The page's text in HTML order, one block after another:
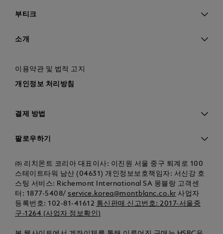
부티크
소개
이용약관 및 법적 고지
개인정보 처리방침
결제 방법
팔로우하기
㈜ 리치몬트 코리아 대표이사: 이진원 서울 중구 퇴계로 100
스테이트타워 남산 (04631) 개인정보보호책임자: 서신강 호
스팅 서비스: Richemont International SA 몽블랑 고객센
터: 1877-5408/ service.korea@montblanc.co.kr 사업자
등록번호: 102-81-41612 통신판매 신고번호: 2017-서울중
구-1264 (사업자 정보확인)